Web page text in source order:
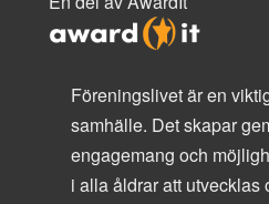
Föreningslivet är en
samhälle. Det skapar
engagemang och
i alla åldrar att utvecklas